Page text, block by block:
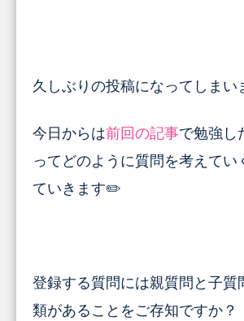
久しぶりの投稿になってしまい
今日からは前回の記事で勉強し
ってどのように質問を考えてい
ていきます✏️
登録する質問には親質問と子質
類があることをご存知ですか？